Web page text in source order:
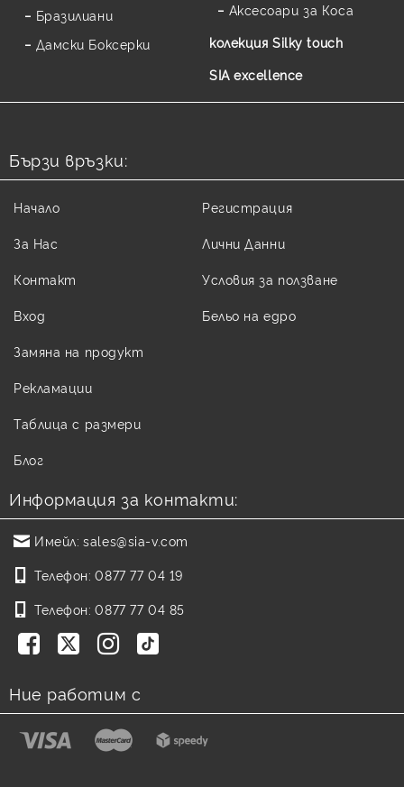
Бразилиани
Дамски Боксерки
Аксесоари за Коса
колекция Silky touch
SIA excellence
Бързи връзки:
Начало
За Нас
Контакт
Вход
Регистрация
Лични Данни
Условия за ползване
Бельо на едро
Замяна на продукт
Рекламации
Таблица с размери
Блог
Информация за контакти:
Имейл: sales@sia-v.com
Телефон: 0877 77 04 19
Телефон: 0877 77 04 85
Ние работим с